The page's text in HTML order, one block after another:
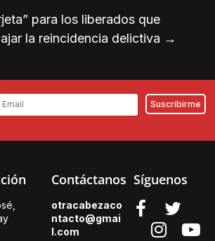
para los liberados que
la reincidencia delictiva →
Contáctanos
otracabezaco
ntacto@gmai
l.com
Síguenos